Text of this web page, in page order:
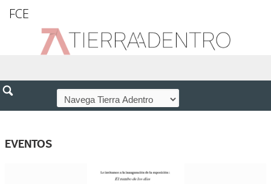
FCE
EVENTOS